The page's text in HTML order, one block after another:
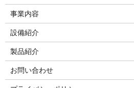
事業内容
設備紹介
製品紹介
お問い合わせ